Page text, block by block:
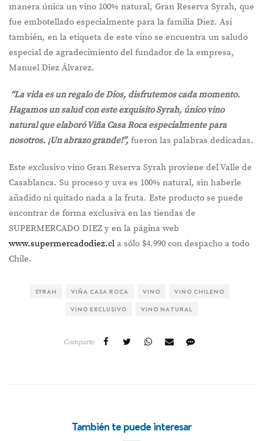
manera única un vino 100% natural, Gran Reserva Syrah, que
fue embotellado especialmente para la familia Diez. Así
también, en la etiqueta de este vino se encuentra un saludo
especial de agradecimiento del fundador de la empresa,
Manuel Diez Álvarez.
“La vida es un regalo de Dios, disfrutemos cada momento.
Hagamos un salud con este exquisito Syrah, único vino
natural que elaboró Viña Casa Roca especialmente para
nosotros. ¡Un abrazo grande!”, fueron las palabras dedicadas.
Este exclusivo vino Gran Reserva Syrah proviene del Valle de
Casablanca. Su proceso y uva es 100% natural, sin haberle
añadido ni quitado nada a la fruta. Este producto se puede
encontrar de forma exclusiva en las tiendas de
SUPERMERCADO DIEZ y en la página web
www.supermercadodiez.cl a sólo $4.990 con despacho a todo
Chile.
SYRAH VIÑA CASA ROCA VINO VINO CHILENO
VINO EXCLUSIVO VINO NATURAL
Comparte
También te puede interesar